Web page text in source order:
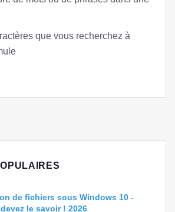
que vous recherchez à
de fichiers sous Windows 10 -
le savoir ! 2026